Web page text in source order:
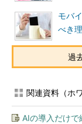
モバ
べき
過
関連資料（ホ
AIの導入だけ